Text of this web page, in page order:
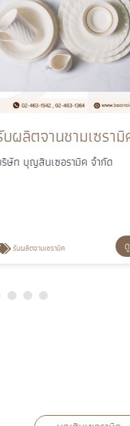
ษัท บุญสินเซอรามิค จำกัด
รับผลิตจานเซรามิค